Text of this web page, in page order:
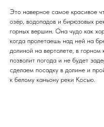
Это наверное самое красивое
озёр, водопадов и бирюзовых
горных вершин. Она чудо как
когда пролетаешь над ней на
долиной на вертолете, в
позволит погода и не будет
сделаем посадку в долине и
к белому каньону реки Косью.